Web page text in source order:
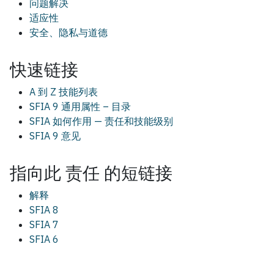
问题解决
适应性
安全、隐私与道德
快速链接
A 到 Z 技能列表
SFIA 9 通用属性 – 目录
SFIA 如何作用 — 责任和技能级别
SFIA 9 意见
指向此责任 的短链接
解释
SFIA 8
SFIA 7
SFIA 6